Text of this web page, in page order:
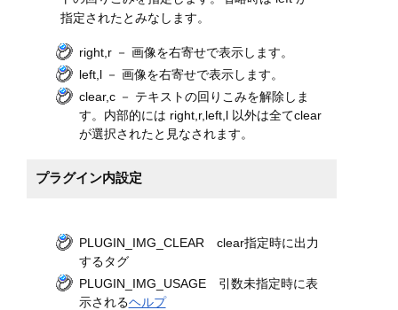
指定されたとみなします。
right,r － 画像を右寄せで表示します。
left,l － 画像を右寄せで表示します。
clear,c － テキストの回りこみを解除しま
す。内部的には right,r,left,l 以外は全てclear
が選択されたと見なされます。
プラグイン内設定
PLUGIN_IMG_CLEAR clear指定時に出力
するタグ
PLUGIN_IMG_USAGE 引数未指定時に表
示されるヘルプ